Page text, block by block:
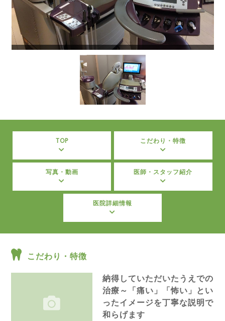
TOP こだわり・特徴
写真・動画 医師・スタッフ紹介
医院詳細情報
こだわり・特徴
納得していただいたうえでの
治療～「痛い」「怖い」とい
ったイメージを丁寧な説明で
和らげます